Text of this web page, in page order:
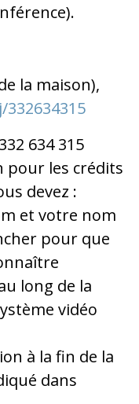
la maison),
634 315
pour les crédits
devez :
et votre nom
pour que
long de la
vidéo
à la fin de la
dans